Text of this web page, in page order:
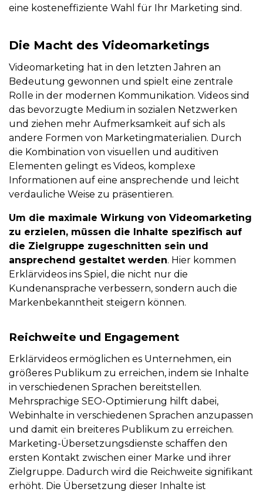
eine kosteneffiziente Wahl für Ihr Marketing sind.
Die Macht des Videomarketings
Videomarketing hat in den letzten Jahren an
Bedeutung gewonnen und spielt eine zentrale
Rolle in der modernen Kommunikation. Videos sind
das bevorzugte Medium in sozialen Netzwerken
und ziehen mehr Aufmerksamkeit auf sich als
andere Formen von Marketingmaterialien. Durch
die Kombination von visuellen und auditiven
Elementen gelingt es Videos, komplexe
Informationen auf eine ansprechende und leicht
verdauliche Weise zu präsentieren.
Um die maximale Wirkung von Videomarketing
zu erzielen, müssen die Inhalte spezifisch auf
die Zielgruppe zugeschnitten sein und
ansprechend gestaltet werden. Hier kommen
Erklärvideos ins Spiel, die nicht nur die
Kundenansprache verbessern, sondern auch die
Markenbekanntheit steigern können.
Reichweite und Engagement
Erklärvideos ermöglichen es Unternehmen, ein
größeres Publikum zu erreichen, indem sie Inhalte
in verschiedenen Sprachen bereitstellen.
Mehrsprachige SEO-Optimierung hilft dabei,
Webinhalte in verschiedenen Sprachen anzupassen
und damit ein breiteres Publikum zu erreichen.
Marketing-Übersetzungsdienste schaffen den
ersten Kontakt zwischen einer Marke und ihrer
Zielgruppe. Dadurch wird die Reichweite signifikant
erhöht. Die Übersetzung dieser Inhalte ist